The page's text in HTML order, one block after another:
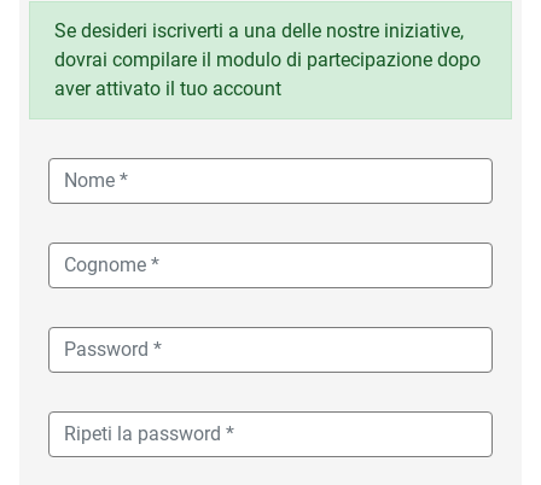
Se desideri iscriverti a una delle nostre iniziative,
dovrai compilare il modulo di partecipazione dopo
aver attivato il tuo account